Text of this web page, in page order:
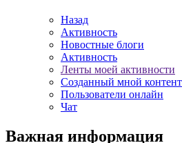
Назад
Активность
Новостные блоги
Активность
Ленты моей активности
Созданный мной контент
Пользователи онлайн
Чат
Важная информация